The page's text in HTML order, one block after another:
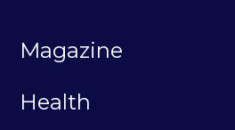
Magazine
Health